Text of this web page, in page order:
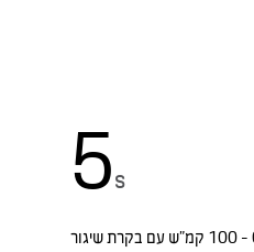
5s